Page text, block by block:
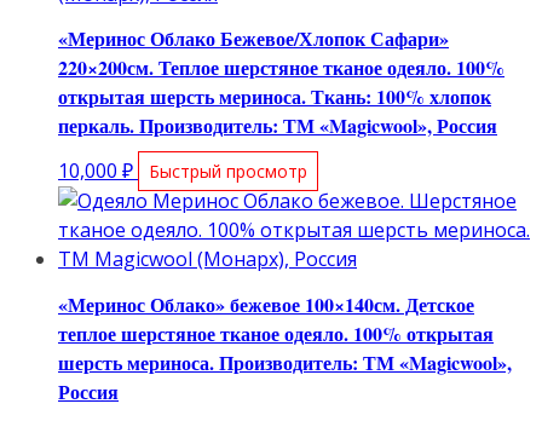
«Меринос Облако Бежевое/Хлопок Сафари»
220×200см. Теплое шерстяное тканое одеяло. 100%
открытая шерсть мериноса. Ткань: 100% хлопок
перкаль. Производитель: ТМ «Magicwool», Россия
10,000 ₽ Быстрый просмотр
«Меринос Облако» бежевое 100×140см. Детское
теплое шерстяное тканое одеяло. 100% открытая
шерсть мериноса. Производитель: ТМ «Magicwool»,
Россия